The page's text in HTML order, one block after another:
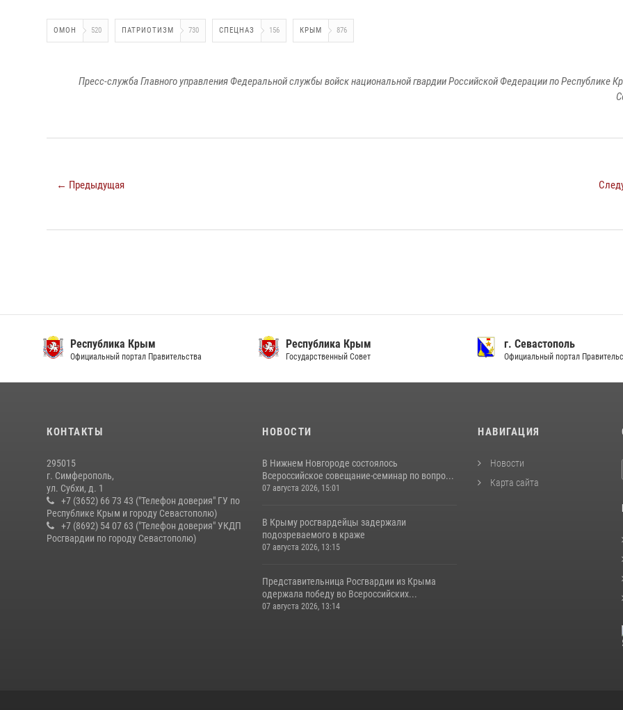
ОМОН 520 ПАТРИОТИЗМ 730 СПЕЦНАЗ 156 КРЫМ 876
Пресс-служба Главного управления Федеральной службы войск национальной гвардии Российской Федерации по Республике
← Предыдущая
Республика Крым
Официальный портал Правительства
Республика Крым
Государственный Совет
г. Севастополь
Официальный портал
КОНТАКТЫ
295015
г. Симферополь,
ул. Субхи, д. 1
+7 (3652) 66 73 43 ("Телефон доверия" ГУ по
Республике Крым и городу Севастополю)
+7 (8692) 54 07 63 ("Телефон доверия" УКДП
Росгвардии по городу Севастополю)
НОВОСТИ
В Нижнем Новгороде состоялось
Всероссийское совещание-семинар по вопро...
07 августа 2026, 15:01
В Крыму росгвардейцы задержали
подозреваемого в краже
07 августа 2026, 13:15
Представительница Росгвардии из Крыма
одержала победу во Всероссийских...
07 августа 2026, 13:14
НАВИГАЦИЯ
Новости
Карта сайта